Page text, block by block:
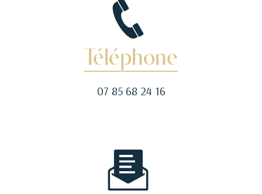
Téléphone
07 85 68 24 16